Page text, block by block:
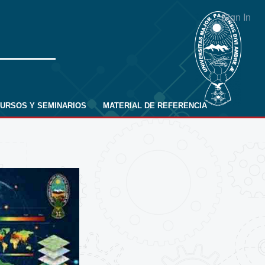
Sign In
Y SEMINARIOS MATERIAL DE REFERENCIA